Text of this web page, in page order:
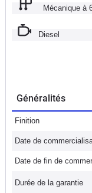
Mécanique à
Diesel
Généralités
Finition
Date de
Date de fin de
Durée de la garantie